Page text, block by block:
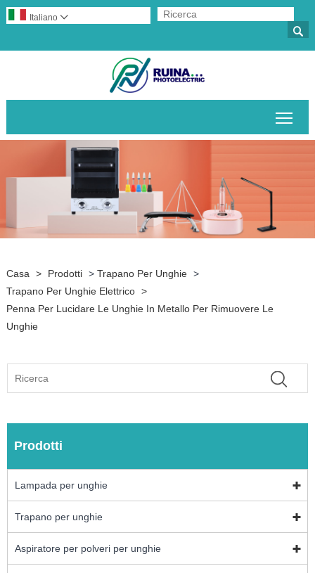

Italiano 
Casa > Prodotti > Trapano Per Unghie >
Trapano Per Unghie Elettrico >
Penna Per Lucidare Le Unghie In Metallo Per Rimuovere Le
Unghie
Prodotti
Lampada per unghie
Trapano per unghie
Aspiratore per polveri per unghie